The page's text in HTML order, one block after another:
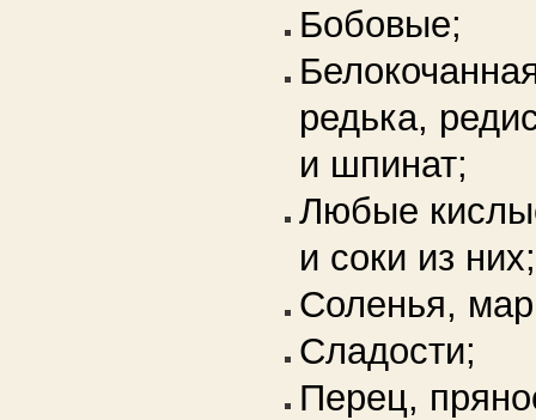
Бобовые;
редька,
и шпинат;
Любые
и соки из них;
Соленья,
Сладости;
Перец,